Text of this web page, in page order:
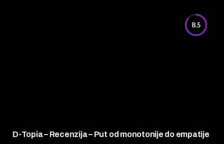
8.5
D-Topia – Recenzija – Put od monotonije do empatije